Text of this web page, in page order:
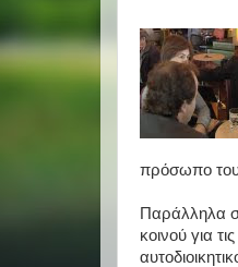
πρόσωπο του
Παράλληλα
κοινού για